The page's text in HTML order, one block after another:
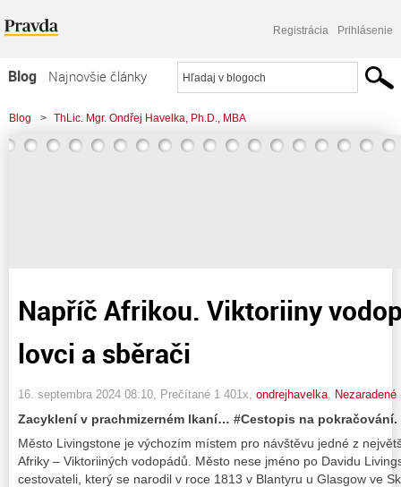
Registrácia Prihlásenie
Blog
Najnovšie články
Najčítanejšie články
Najkomentovanejšie články
Blog > ThLic. Mgr. Ondřej Havelka, Ph.D., MBA
> Napříč Afrikou. Viktoriiny vodopády, otroctví, lovci a sběrači
Napříč Afrikou. Viktoriiny
lovci a sběrači
16. septembra 2024 08:10 , Prečítané 1 401x, ondrejhavelka Nezaradené
Zacyklení v prachmizerném lkaní… #Cestopis na pokračování.
Město Livingstone je výchozím místem pro návštěvu jedné z
Afriky – Viktoriiných vodopádů. Město nese jméno po Davidu
cestovateli, který se narodil v roce 1813 v Blantyru u Glasgow ve